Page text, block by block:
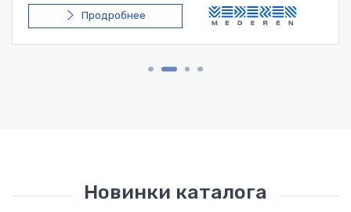
резервный мешок.
Длина трубки: 213-1542 мм.
Продробнее
Новинки каталога